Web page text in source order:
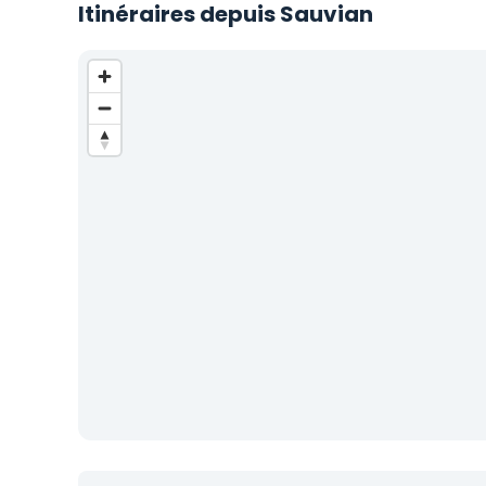
Itinéraires depuis Sauvian